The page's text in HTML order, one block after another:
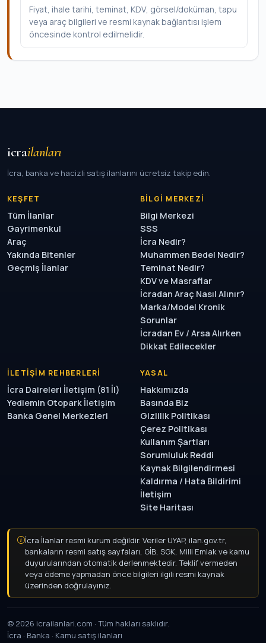
Fiyat, ihale tarihi, teminat, KDV, görsel/doküman, tapu
veya araç bilgileri ve resmi kaynak bağlantısı işlem
öncesinde kontrol edilmelidir.
icrailanları
İcra, banka ve hacizli satış ilanlarını ücretsiz takip edin.
KEŞFET
Tüm İlanlar
Gayrimenkul
Araç
Yakında Bitenler
Geçmiş İlanlar
BILGI MERKEZI
Bilgi Merkezi
SSS
İcra Nedir?
Muhammen Bedel Nedir?
Teminat Nedir?
KDV ve Masraflar
İcradan Araç Nasıl Alınır?
Marka/Model Kronik
Sorunlar
İcradan Ev / Arsa Alırken
Dikkat Edilecekler
İLETIŞIM REHBERLERI
İcra Daireleri İletişim (81 İl)
Yediemin Otopark İletişim
Banka Genel Merkezleri
YASAL
Hakkımızda
Basında Biz
Gizlilik Politikası
Çerez Politikası
Kullanım Şartları
Sorumluluk Reddi
Kaynak Bilgilendirmesi
Kaldırma / Hata Bildirimi
İletişim
Site Haritası
İcra İlanlar resmi kurum değildir. Veriler UYAP, ilan.gov.tr,
bankaların resmi satış sayfaları, GİB, SGK, Milli Emlak ve kamu
duyurularından otomatik derlenmektedir. Teklif vermeden
veya ödeme yapmadan önce bilgileri ilgili resmi kaynak
üzerinden doğrulayınız.
© 2026 icrailanlari.com · Tüm hakları saklıdır.
İcra · Banka · Kamu satış ilanları